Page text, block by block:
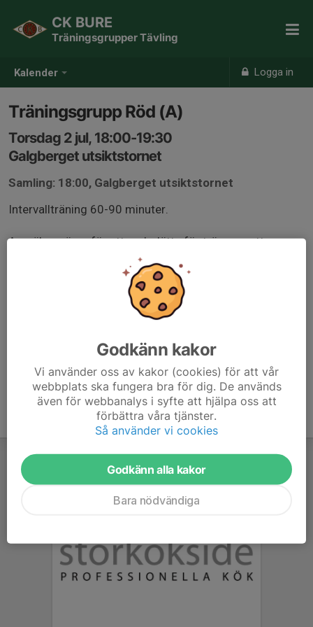
Kalender Logga in
CK BURE
Träningsgrupper Tävling
Träningsgrupp Röd (A)
Torsdag 2 jul, 18:00-19:30
Galgberget utsiktstornet
Samling: 18:00, Galgberget utsiktstornet
Intervallträning 60-90 minuter.
Anmäl er gärna för att underlätta för tränarna att
planera passet, gruppindelning kan komma att ske
beroende på antal och nivå på deltagare.
Medlemmar från andra klubbar är välkomna, kom helst i
Godkänn kakor
Vi använder oss av kakor (cookies) för att vår
webbplats ska fungera bra för dig. De används
även för webbanalys i syfte att hjälpa oss att
förbättra våra tjänster.
Så använder vi cookies
Godkänn alla kakor
Bara nödvändiga